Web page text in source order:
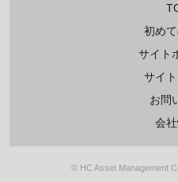
初め
サイト
サイ
お問
会
© HC Asset Management